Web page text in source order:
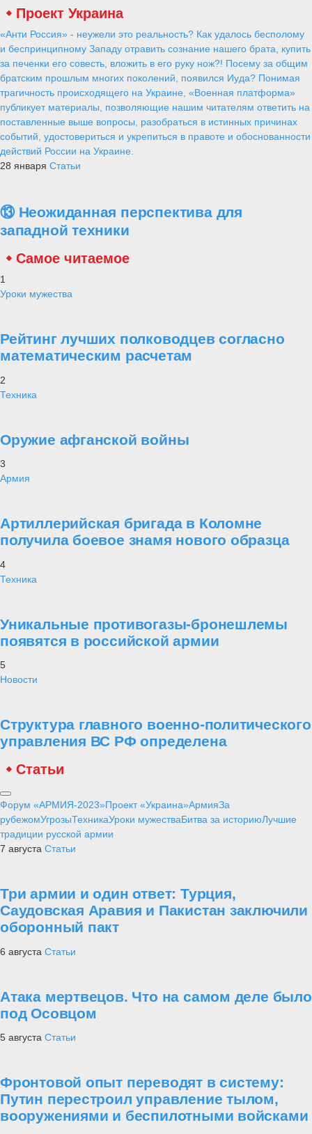
Проект Украина
«Анти Россия» - неужели это реальность? Как удалось бесполому
и беспринципному Западу отравить сознание нашего брата, купить
за печенки его совесть, вложить в его руку нож?! Посему за общим
братским прошлым многих поколений, появился Иуда? Понимая
трагичность происходящего на Украине, «Военная платформа»
публикует материалы, позволяющие нашим читателям ответить на
поставленные выше вопросы, разобраться в истинных причинах
событий, удостовериться и укрепиться в правоте и обоснованности
действий России на Украине.
28 января Статьи
⑬ Неожиданная перспектива для
западной техники
Самое читаемое
1
Уроки мужества
Рейтинг лучших полководцев согласно
математическим расчетам
2
Техника
Оружие афганской войны
3
Армия
Артиллерийская бригада в Коломне
получила боевое знамя нового образца
4
Техника
Уникальные противогазы-бронешлемы
появятся в российской армии
5
Новости
Структура главного военно-политического
управления ВС РФ определена
Статьи
Форум «АРМИЯ-2023»Проект «Украина»АрмияЗа
рубежомУгрозыТехникаУроки мужестваБитва за историюЛучшие
традиции русской армии
7 августа Статьи
Три армии и один ответ: Турция,
Саудовская Аравия и Пакистан заключили
оборонный пакт
6 августа Статьи
Атака мертвецов. Что на самом деле было
под Осовцом
5 августа Статьи
Фронтовой опыт переводят в систему:
Путин перестроил управление тылом,
вооружениями и беспилотными войсками